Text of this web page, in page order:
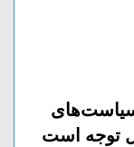
توجه است